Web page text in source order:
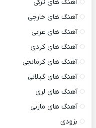
آهنگ های ترکی
آهنگ های خارجی
آهنگ های عربی
آهنگ های کردی
آهنگ های کرمانجی
آهنگ های گیلانی
آهنگ های لری
آهنگ های مازنی
بزودی